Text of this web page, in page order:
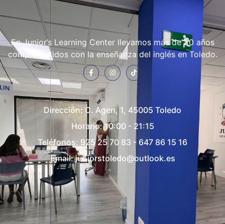
En Junior’s Learning Center llevamos más de 20 años
comprometidos con la enseñanza del inglés en Toledo.
Dirección:C. Agen, 1, 45005 Toledo
Horario: 10:00 - 21:15
Teléfonos:925 25 70 83 - 647 86 15 16
Email:juniorstoledo@outlook.es